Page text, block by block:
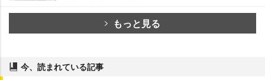
もっと見る
今、読まれている記事